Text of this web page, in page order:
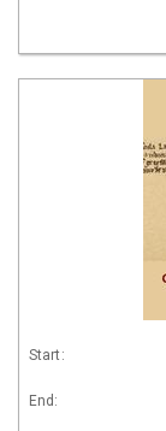
Start:
End: